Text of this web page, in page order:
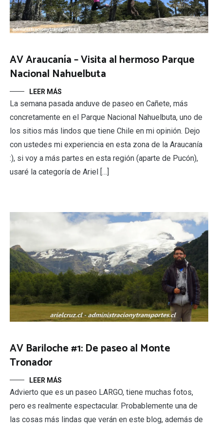
AV Araucanía – Visita al hermoso Parque
Nacional Nahuelbuta
LEER MÁS
La semana pasada anduve de paseo en Cañete, más
concretamente en el Parque Nacional Nahuelbuta, uno de
los sitios más lindos que tiene Chile en mi opinión. Dejo
con ustedes mi experiencia en esta zona de la Araucanía
:), si voy a más partes en esta región (aparte de Pucón),
usaré la categoría de Ariel […]
AV Bariloche #1: De paseo al Monte
Tronador
LEER MÁS
Advierto que es un paseo LARGO, tiene muchas fotos,
pero es realmente espectacular. Probablemente una de
las cosas más lindas que verán en este blog, además de